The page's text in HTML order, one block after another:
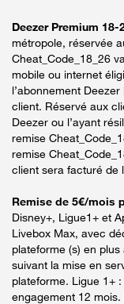
Deezer Premium 18-
métropole, réservée
Cheat_Code_18_26
mobile ou internet
l’abonnement
client. Réservé aux
Deezer ou l’ayant
remise
remise
client sera facturé de
Remise de 5€/mois
Disney+, Ligue1+ et
Livebox Max, avec
plateforme (s) en
suivant la mise en
plateforme. Ligue 1+
engagement 12